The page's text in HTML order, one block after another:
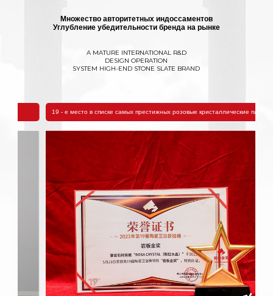
Множество авторитетных индоссаментов
Углубление убедительности бренда на рынке
A MATURE INTERNATIONAL R&D
DESIGN OPERATION
SYSTEM HIGH-END STONE SLATE BRAND
19 - е место в списке самых престижных розовые кристаллические плиты.